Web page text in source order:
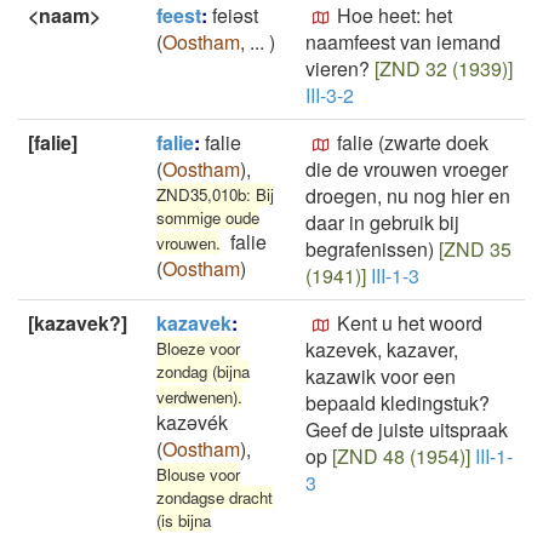
<naam> feest: feiəst
(Oostham, ... )
Hoe heet: het
naamfeest van iemand
vieren? [ZND 32 (1939)]
III-3-2
[falie]
falie: falie
(Oostham),
ZND35,010b: Bij
sommige oude
vrouwen. falie
(Oostham)
falie (zwarte doek
die de vrouwen vroeger
droegen, nu nog hier en
daar in gebruik bij
begrafenissen) [ZND 35
(1941)] III-1-3
[kazavek?]
kazavek:
Bloeze voor
zondag (bijna
verdwenen).
kazəvék
(Oostham),
Blouse voor
zondagse dracht
(is bijna
Kent u het woord
kazevek, kazaver,
kazawik voor een
bepaald kledingstuk?
Geef de juiste uitspraak
op [ZND 48 (1954)] III-1-
3